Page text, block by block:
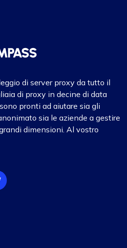
con prezzi competitivi
di proxy, offrendo un
convenienti. I loro proxy
e affidabili, integrati da
utente è pulita, semplice
piani tariffari flessibili che
modificati. La
cambiano è una
di server proxy da tutto il
di proxy in decine di data
pronti ad aiutare sia gli
sia le aziende a gestire
dimensioni. Al vostro